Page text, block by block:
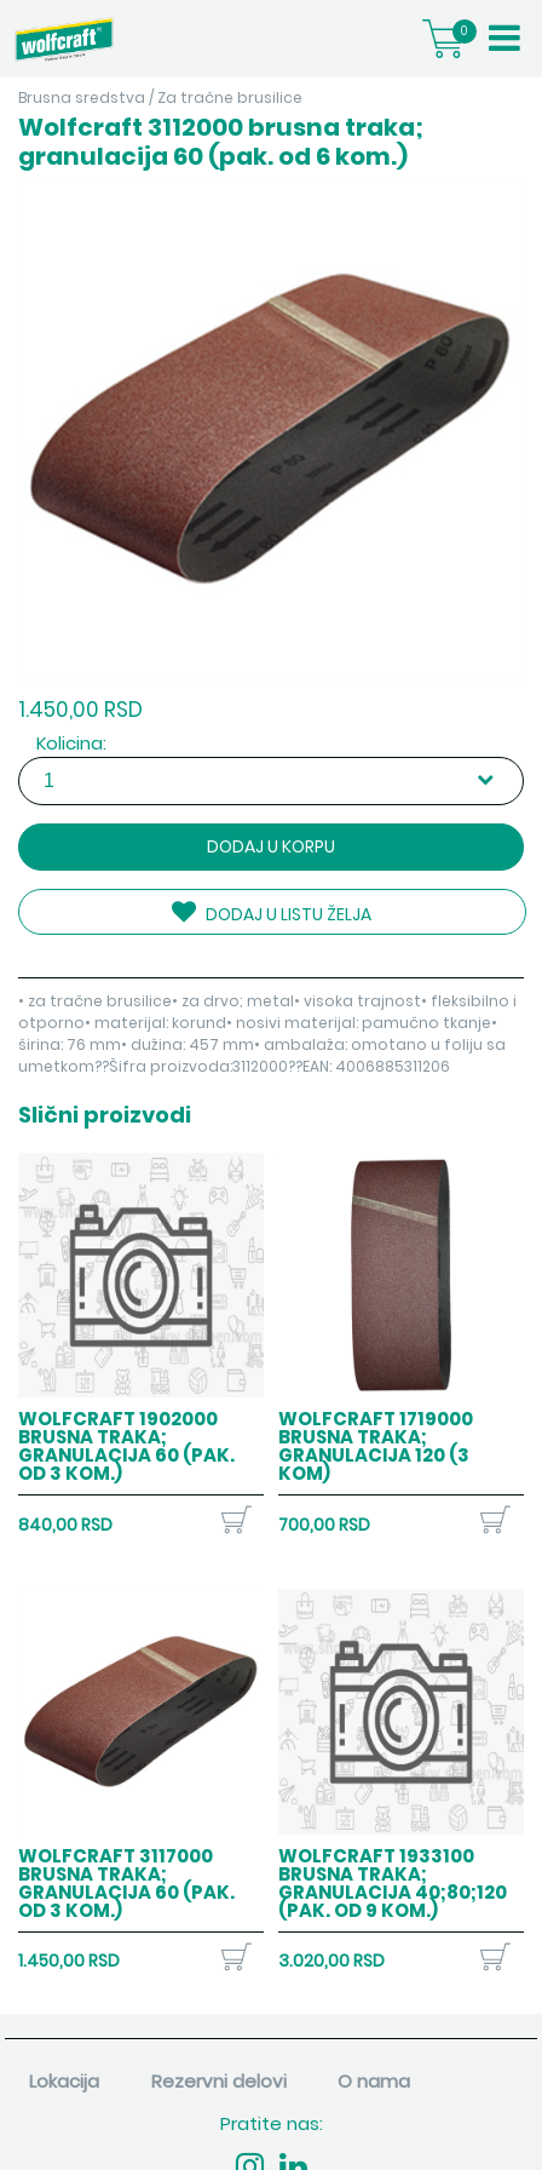
0
Brusna sredstva / Za tračne brusilice
Wolfcraft 3112000 brusna traka;
granulacija 60 (pak. od 6 kom.)
1.450,00 RSD
Kolicina:
DODAJ U KORPU
DODAJ U LISTU ŽELJA
• za tračne brusilice• za drvo; metal• visoka trajnost• fleksibilno i
otporno• materijal: korund• nosivi materijal: pamučno tkanje•
širina: 76 mm• dužina: 457 mm• ambalaža: omotano u foliju sa
umetkom??Šifra proizvoda:3112000??EAN: 4006885311206
Slični proizvodi
WOLFCRAFT 1902000
BRUSNA TRAKA;
GRANULACIJA 60 (PAK.
OD 3 KOM.)
840,00 RSD
WOLFCRAFT 1719000
BRUSNA TRAKA;
GRANULACIJA 120 (3
KOM)
700,00 RSD
WOLFCRAFT 3117000
BRUSNA TRAKA;
GRANULACIJA 60 (PAK.
OD 3 KOM.)
1.450,00 RSD
WOLFCRAFT 1933100
BRUSNA TRAKA;
GRANULACIJA 40;80;120
(PAK. OD 9 KOM.)
3.020,00 RSD
Lokacija Rezervni delovi
O nama
Pratite nas: